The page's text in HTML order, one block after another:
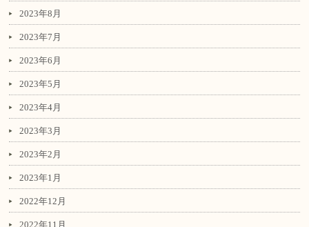
2023年8月
2023年7月
2023年6月
2023年5月
2023年4月
2023年3月
2023年2月
2023年1月
2022年12月
2022年11月